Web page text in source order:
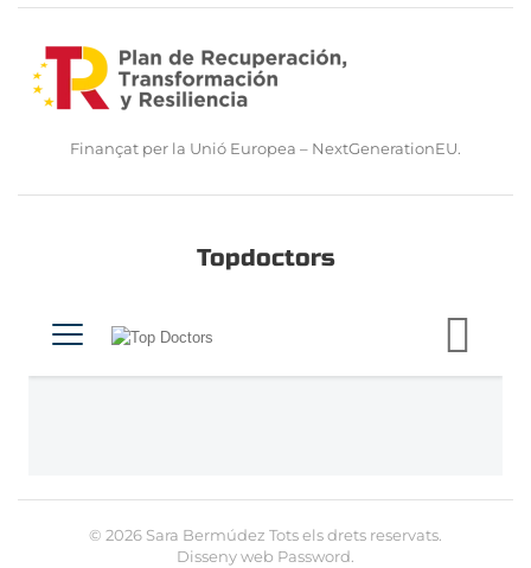
Finançat per la Unió Europea – NextGenerationEU.
Topdoctors
© 2026 Sara Bermúdez Tots els drets reservats.
Disseny web Password.